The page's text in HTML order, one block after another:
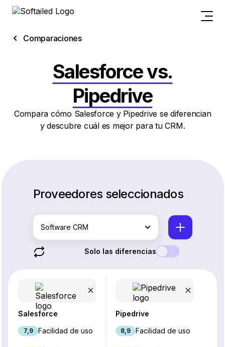
Comparaciones
Salesforce vs.
Pipedrive
Compara cómo Salesforce y Pipedrive se diferencian
y descubre cuál es mejor para tu CRM.
Proveedores seleccionados
Software CRM
Solo las diferencias
Salesforce
7,9 Facilidad de uso
Pipedrive
8,9 Facilidad de uso